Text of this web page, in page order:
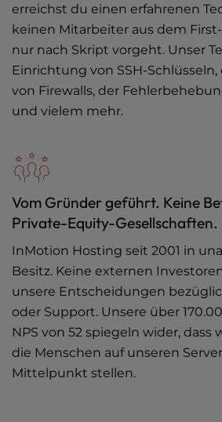
erreichst du einen erfahrenen
keinen Mitarbeiter aus dem
nur nach Skript vorgeht. Unser
Einrichtung von SSH-
von Firewalls, der
und vielem mehr.
Vom Gründer geführt. Keine
Private-Equity-Gesellschaften.
InMotion Hosting seit 2001 in
Besitz. Keine externen
unsere Entscheidungen
oder Support. Unsere über
NPS von 52 spiegeln wider, dass
die Menschen auf unseren
Mittelpunkt stellen.